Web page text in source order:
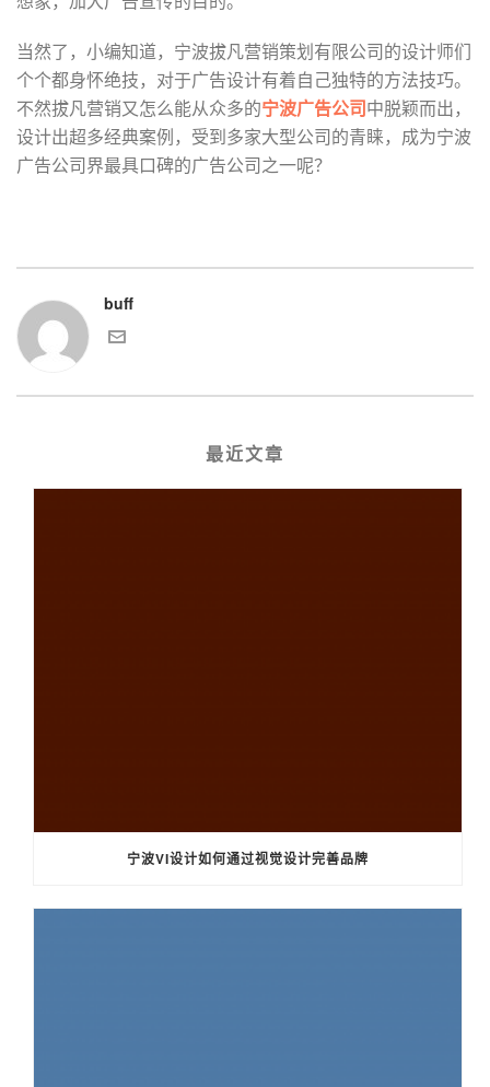
当然了，小编知道，宁波拔凡营销策划有限公司的设计师们
个个都身怀绝技，对于广告设计有着自己独特的方法技巧。
不然拔凡营销又怎么能从众多的宁波广告公司中脱颖而出，
设计出超多经典案例，受到多家大型公司的青睐，成为宁波
广告公司界最具口碑的广告公司之一呢？
buff
最近文章
宁波VI设计如何通过视觉设计完善品牌